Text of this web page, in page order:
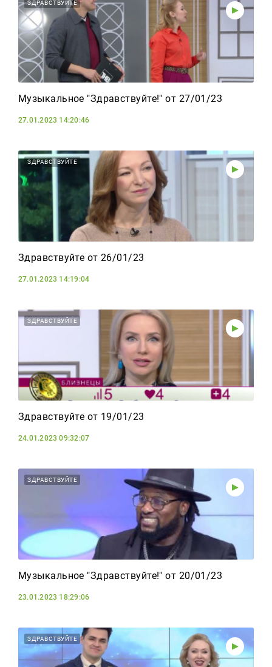
Тагын
ЗДРАВСТВУЙТЕ
Музыкальное "Здравствуйте!" от 27/01/23
27.01.2023 14:20:46
ЗДРАВСТВУЙТЕ
Здравствуйте от 26/01/23
27.01.2023 14:19:04
ЗДРАВСТВУЙТЕ
Здравствуйте от 19/01/23
24.01.2023 09:32:07
ЗДРАВСТВУЙТЕ
Музыкальное "Здравствуйте!" от 20/01/23
23.01.2023 18:29:06
ЗДРАВСТВУЙТЕ